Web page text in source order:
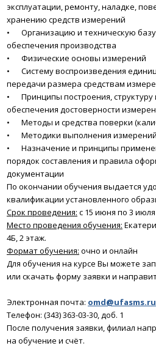
эксплуатации, ремонту, наладке,
хранению средств измерений
•
Организацию и техническую
обеспечения производства
•
Физические основы измерений
•
Систему воспроизведения
передачи размера средствам
•
Принципы построения,
обеспечения достоверности
•
Методы и средства поверки
•
Методики выполнения измерений
•
Назначение и принципы
порядок составления и правила
документации
По окончании обучения выдается
квалификации установленного
Срок проведения: с 15 июня по 3 июля
Место проведения обучения:
4Б, 2 этаж.
Формат обучения: очно и онлайн
Для обучения на курсе Вы можете
или скачать форму заявки и
Электронная почта: omd@ufasms.ru
Телефон: (343) 363-03-30, доб. 1
После получения заявки, филиал
на обучение и счёт.